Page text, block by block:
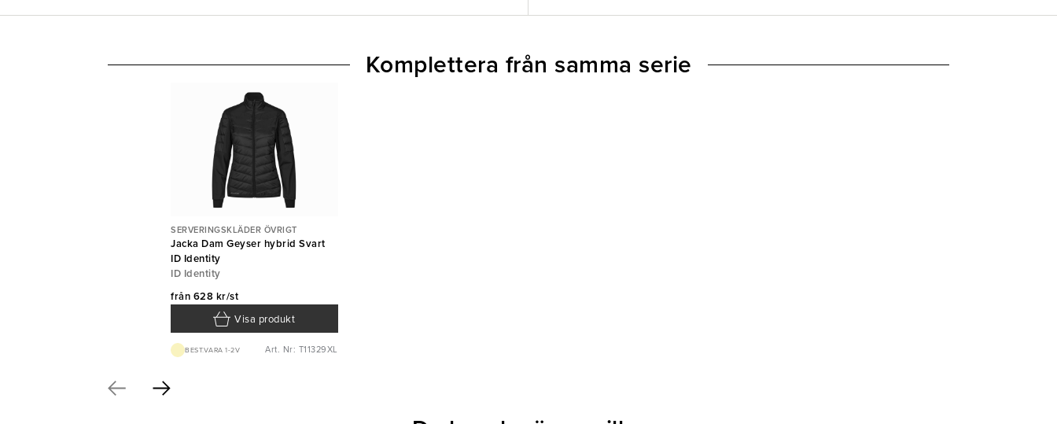
SERVERINGSKLÄDER ÖVRIGT
Jacka Dam Geyser hybrid Svart
ID Identity
ID Identity
från 628 kr/st
Visa produkt
BEST.VARA 1-2V Art. Nr: T11329XL
Komplettera från samma serie